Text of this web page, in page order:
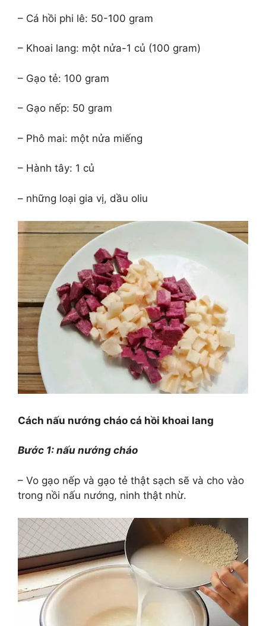
– Cá hồi phi lê: 50-100 gram
– Khoai lang: một nửa-1 củ (100 gram)
– Gạo tẻ: 100 gram
– Gạo nếp: 50 gram
– Phô mai: một nửa miếng
– Hành tây: 1 củ
– những loại gia vị, dầu oliu
Cách nấu nướng cháo cá hồi khoai lang
Bước 1: nấu nướng cháo
– Vo gạo nếp và gạo tẻ thật sạch sẽ và cho vào
trong nồi nấu nướng, ninh thật nhừ.